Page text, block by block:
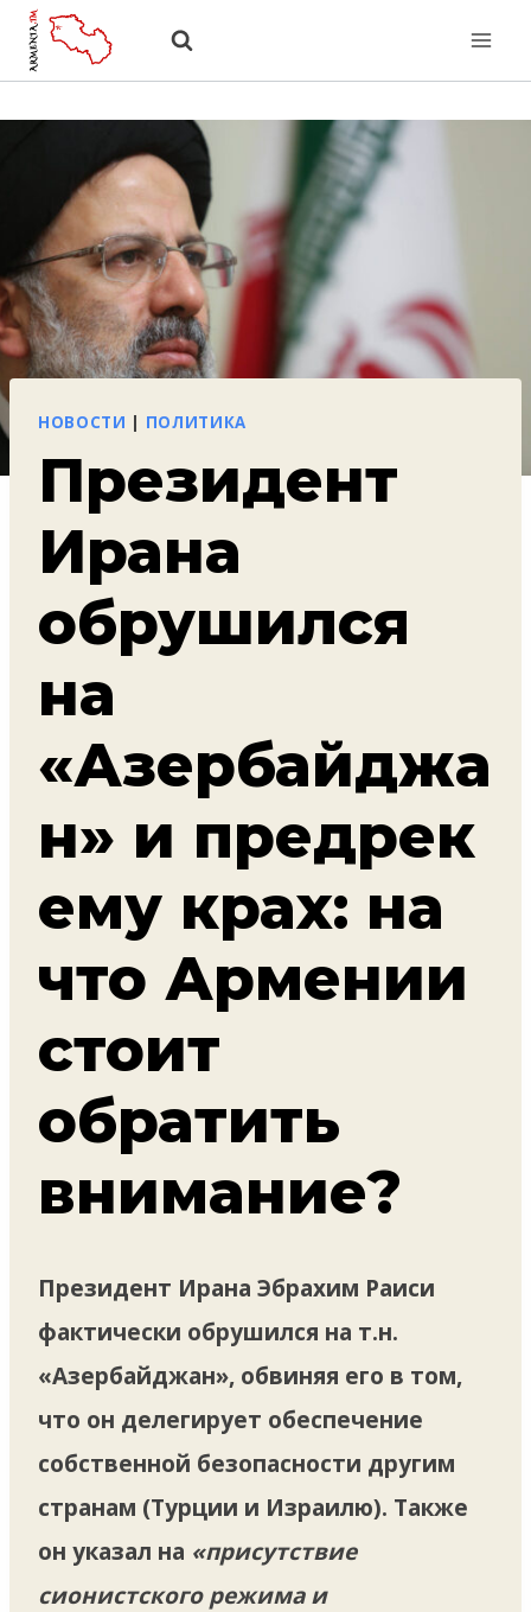
Перейти
НОВОСТИ ПОЛИТИКА
Президент
Ирана
обрушился
на
«Азербайджа
н» и предрек
ему крах: на
что Армении
стоит
обратить
внимание?
Президент Ирана Эбрахим Раиси
фактически обрушился на т.н.
«Азербайджан», обвиняя его в том,
что он делегирует обеспечение
собственной безопасности другим
странам (Турции и Израилю). Также
он указал на «присутствие
сионистского режима и